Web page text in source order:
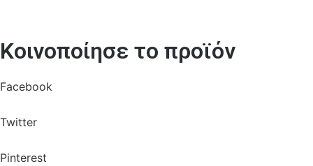
Κοινοποίησε το προϊόν
Facebook
Twitter
Pinterest